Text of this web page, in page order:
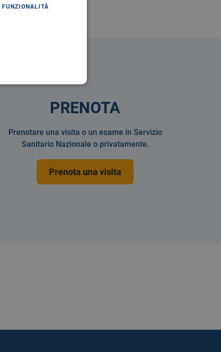
PRENOTA
Prenotare una visita o un esame in Servizio
Sanitario Nazionale o privatamente.
Prenota una visita
FUNZIONALITÀ